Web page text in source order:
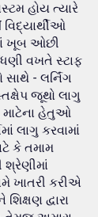
હોય ત્યારે
ખૂબ ઓછી
વખતે સ્ટાફ
સાથે - લર્નિંગ
જૂથો લાગુ
માટેના હેતુઓ
લાગુ કરવામાં
કે તમામ
શ્રેણીમાં
ખાતરી કરીએ
દ્વારા